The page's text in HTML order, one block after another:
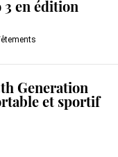
3 en édition
Generation
et sportif